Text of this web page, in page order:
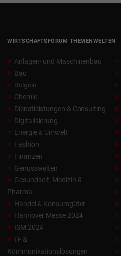
WIRTSCHAFTSFORUM THEMENWELTEN
Anlagen- und Maschinenbau
Bau
Belgien
Chemie
Dienstleistungen & Consulting
Digitalisierung
Energie & Umwelt
Fashion
Finanzen
Genusswelten
Gesundheit, Medizin &
Pharma
Handel & Konsumgüter
Hannover Messe 2024
ISM 2024
IT- &
Kommunikationslösungen